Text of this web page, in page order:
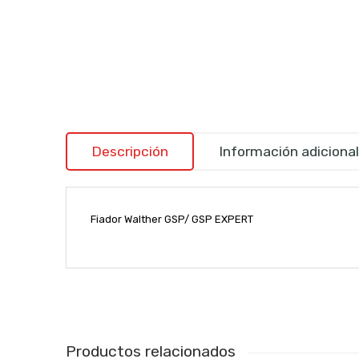
Descripción Información adicional
Fiador Walther GSP/ GSP EXPERT
Productos relacionados